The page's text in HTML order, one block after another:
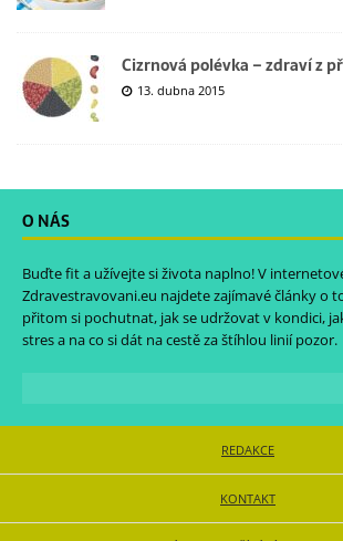
Cizrnová polévka – zdraví z
13. dubna 2015
O NÁS
Buďte fit a užívejte si života naplno! V
Zdravestravovani.eu najdete zajímavé články o
přitom si pochutnat, jak se udržovat v kondici,
stres a na co si dát na cestě za štíhlou linií pozor.
REDAKCE
KONTAKT